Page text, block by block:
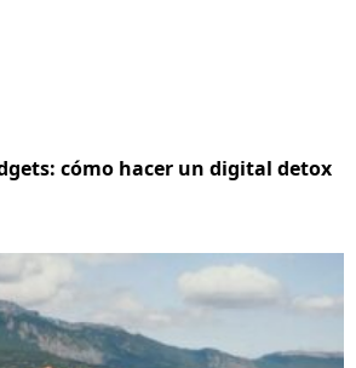
cómo hacer un digital detox